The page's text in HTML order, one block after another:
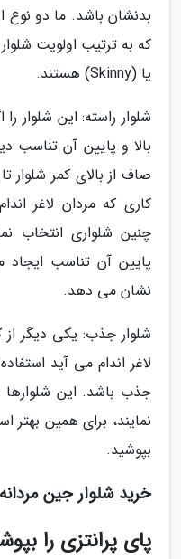
بدنشان باشد. ما دو نوع
یا (Skinny) هستند.
شلوار راسته: این شلوار
بالا و پایین آن تناسب
صاف از بالای کمر
کاری که مردان لاغر
چنین شلواری انتخاب
پایین آن تناسب ایجاد
نشان می دهد.
شلوار جذب: یکی دیگر از
لاغر اندام می آید
جذب باشد. این
نمایند، برای همین
بپوشید.
خرید شلوار جین
پای پرانتزی را